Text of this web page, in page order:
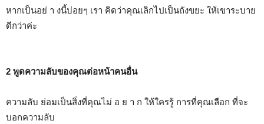
หากเป็นอย่ า งนี้บ่อยๆ เรา คิดว่าคุณเลิกไปเป็นถังขยะ ให้เขาระบาย
ดีกว่าค่ะ
2 พูดความลับของคุณต่อหน้าคนอื่น
ความลับ ย่อมเป็นสิ่งที่คุณไม่ อ ย า ก ให้ใครรู้ การที่คุณเลือก ที่จะ
บอกความลับ